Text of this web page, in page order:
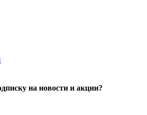
на новости и акции?